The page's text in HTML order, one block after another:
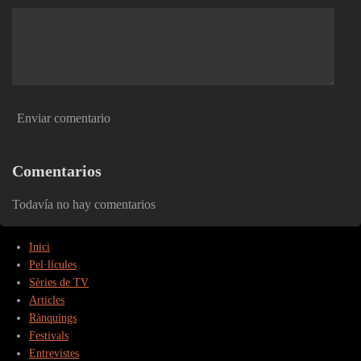
Enviar comentario
Comentarios
Todavía no hay comentarios
Inici
Pel·lícules
Sèries de TV
Articles
Rànquings
Festivals
Entrevistes